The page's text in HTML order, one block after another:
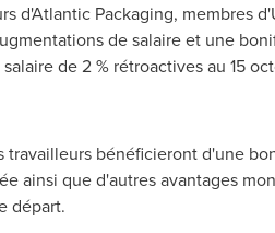
d'Atlantic Packaging, membres
de salaire et une
de 2 % rétroactives au 15
bénéficieront d'une
ainsi que d'autres avantages
départ.